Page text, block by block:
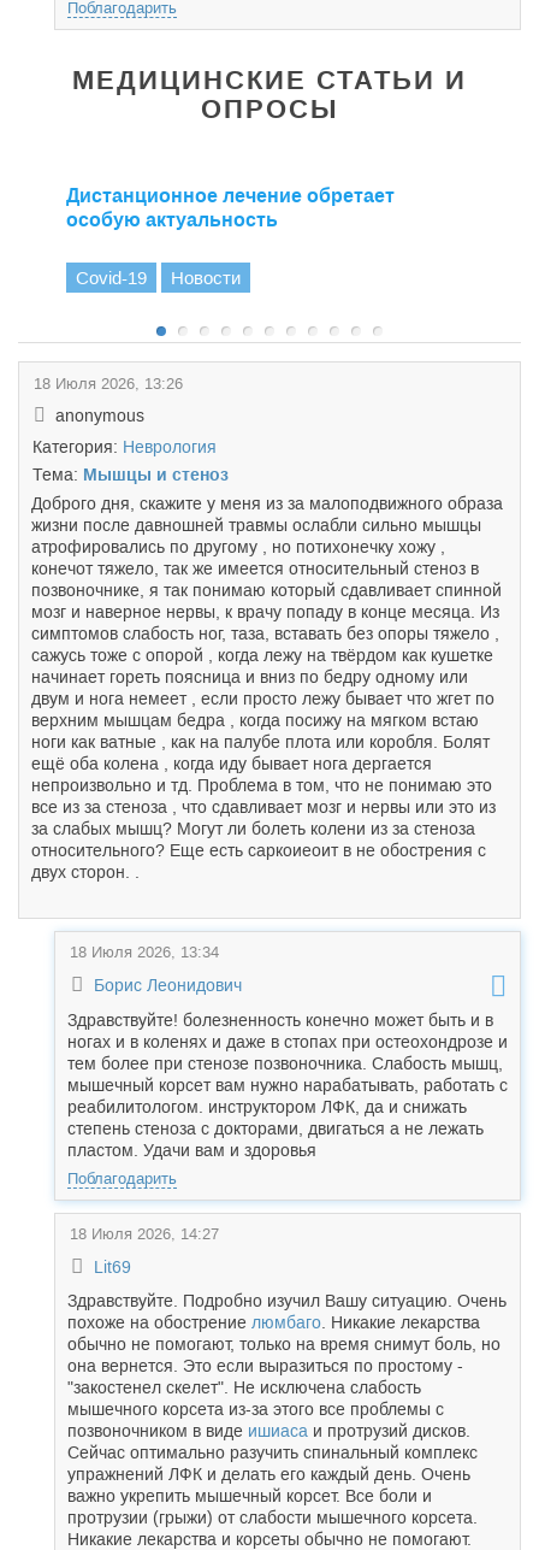
Поблагодарить
МЕДИЦИНСКИЕ СТАТЬИ И
ОПРОСЫ
Дистанционное лечение обретает
особую актуальность
Covid-19 Новости
18 Июля 2026, 13:26
anonymous
Категория: Неврология
Тема: Мышцы и стеноз
Доброго дня, скажите у меня из за малоподвижного образа
жизни после давношней травмы ослабли сильно мышцы
атрофировались по другому , но потихонечку хожу ,
конечот тяжело, так же имеется относительный стеноз в
позвоночнике, я так понимаю который сдавливает спинной
мозг и наверное нервы, к врачу попаду в конце месяца. Из
симптомов слабость ног, таза, вставать без опоры тяжело ,
сажусь тоже с опорой , когда лежу на твёрдом как кушетке
начинает гореть поясница и вниз по бедру одному или
двум и нога немеет , если просто лежу бывает что жгет по
верхним мышцам бедра , когда посижу на мягком встаю
ноги как ватные , как на палубе плота или коробля. Болят
ещё оба колена , когда иду бывает нога дергается
непроизвольно и тд. Проблема в том, что не понимаю это
все из за стеноза , что сдавливает мозг и нервы или это из
за слабых мышц? Могут ли болеть колени из за стеноза
относительного? Еще есть саркоиеоит в не обострения с
двух сторон. .
18 Июля 2026, 13:34
Борис Леонидович
Здравствуйте! болезненность конечно может быть и в
ногах и в коленях и даже в стопах при остеохондрозе и
тем более при стенозе позвоночника. Слабость мышц,
мышечный корсет вам нужно нарабатывать, работать с
реабилитологом. инструктором ЛФК, да и снижать
степень стеноза с докторами, двигаться а не лежать
пластом. Удачи вам и здоровья
Поблагодарить
18 Июля 2026, 14:27
Lit69
Здравствуйте. Подробно изучил Вашу ситуацию. Очень
похоже на обострение люмбаго . Никакие лекарства
обычно не помогают, только на время снимут боль, но
она вернется. Это если выразиться по простому -
"закостенел скелет". Не исключена слабость
мышечного корсета из-за этого все проблемы с
позвоночником в виде ишиаса и протрузий дисков.
Сейчас оптимально разучить спинальный комплекс
упражнений ЛФК и делать его каждый день. Очень
важно укрепить мышечный корсет. Все боли и
протрузии (грыжи) от слабости мышечного корсета.
Никакие лекарства и корсеты обычно не помогают.